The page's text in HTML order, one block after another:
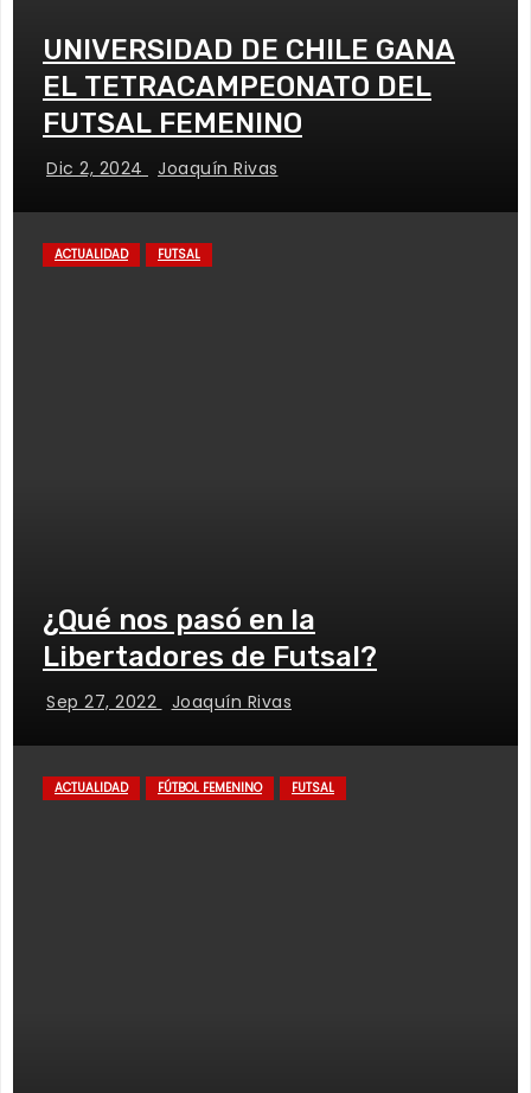
UNIVERSIDAD DE CHILE GANA
EL TETRACAMPEONATO DEL
FUTSAL FEMENINO
Dic 2, 2024 Joaquín Rivas
ACTUALIDAD FUTSAL
¿Qué nos pasó en la
Libertadores de Futsal?
Sep 27, 2022 Joaquín Rivas
ACTUALIDAD FÚTBOL FEMENINO FUTSAL